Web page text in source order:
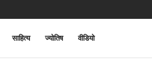
साहित्य ज्योतिष वीडियो